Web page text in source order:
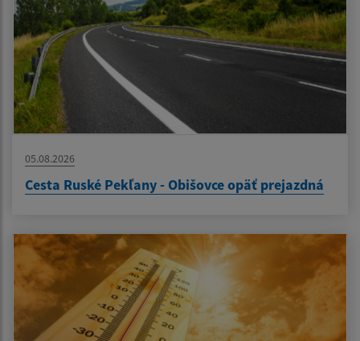
05.08.2026
Cesta Ruské Pekľany - Obišovce opäť prejazdná